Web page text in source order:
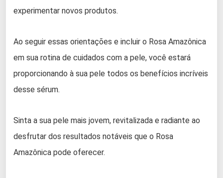
experimentar novos produtos.
Ao seguir essas orientações e incluir o Rosa Amazônica
em sua rotina de cuidados com a pele, você estará
proporcionando à sua pele todos os benefícios incríveis
desse sérum.
Sinta a sua pele mais jovem, revitalizada e radiante ao
desfrutar dos resultados notáveis que o Rosa
Amazônica pode oferecer.